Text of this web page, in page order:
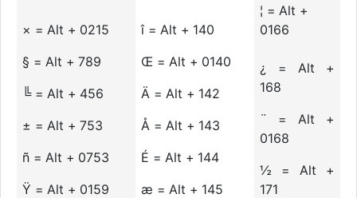
× = Alt + 0215
§ = Alt + 789
╚ = Alt + 456
± = Alt + 753
ñ = Alt + 0753
Ÿ = Alt + 0159
î = Alt + 140
Œ = Alt + 0140
Ä = Alt + 142
Å = Alt + 143
É = Alt + 144
æ = Alt + 145
¦ = Alt +
0166
¿ = Alt +
168
¨ = Alt +
0168
½ = Alt +
171